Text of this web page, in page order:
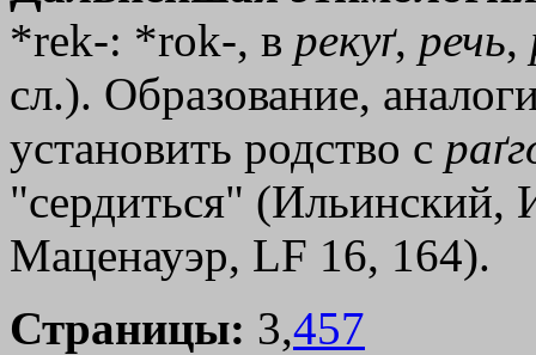
*rek-: *rok-, в рекуґ, речь,
сл.). Образование,
установить родство с
"сердиться"
Маценауэр, LF 16, 164).
Страницы: 3,457